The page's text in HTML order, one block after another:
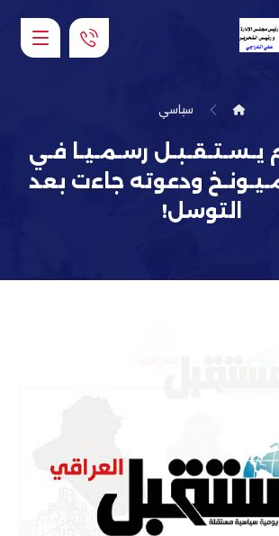
سياسي
يـسـتـقـبـل رسـمـيـا فـي
مـيـونـخ ودعوته جاءت بعد
التوسل!